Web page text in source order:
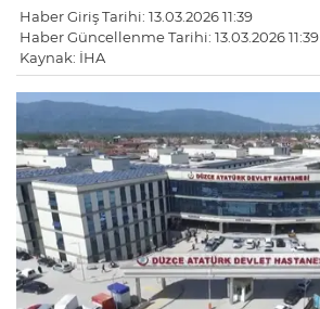
Haber Giriş Tarihi: 13.03.2026 11:39
Haber Güncellenme Tarihi: 13.03.2026 11:39
Kaynak: İHA